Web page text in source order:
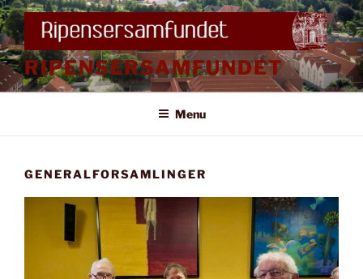
Videre
til
indhold
RIPENSERSAMFUNDET
Menu
GENERALFORSAMLINGER